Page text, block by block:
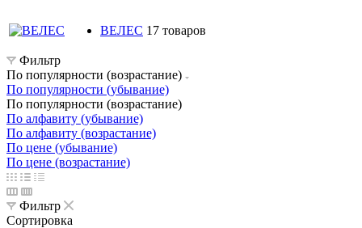
ВЕЛЕС 17 товаров
Фильтр
По популярности (возрастание)
По популярности (убывание)
По популярности (возрастание)
По алфавиту (убывание)
По алфавиту (возрастание)
По цене (убывание)
По цене (возрастание)
Фильтр
Сортировка